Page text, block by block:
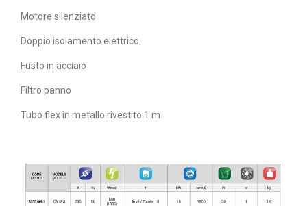
Motore silenziato
Doppio isolamento elettrico
Fusto in acciaio
Filtro panno
Tubo flex in metallo rivestito 1 m